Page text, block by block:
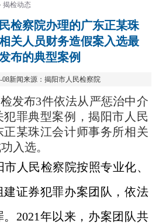
揭检动态
检察院办理的广东正某珠
关人员财务造假案入选最
布的典型案例
08新闻来源：揭阳市人民检察院
发布3件依法从严惩治中介
罪典型案例，揭阳市人民
某珠江会计师事务所相关
入选。
市人民检察院按照专业化、
证券犯罪办案团队，依法
2021年以来，办案团队共